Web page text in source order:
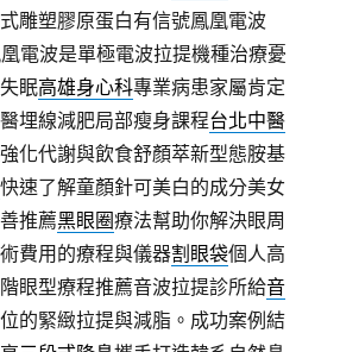
雕塑膠原蛋白有信號鳳凰電波
電波是單極電波拉提機種治療憂
眠高雄身心科專業病患家屬肯定
埋線減肥局部瘦身課程台北中醫
化代謝與飲食舒顏萃新型態胺基
快速了解童顏針可美白的成分美女
推薦黑眼圈療法幫助你解決眼周
費用的療程與儀器割眼袋個人高
眼型療程推薦音波拉提診所給音
的緊緻拉提與減脂。成功案例結